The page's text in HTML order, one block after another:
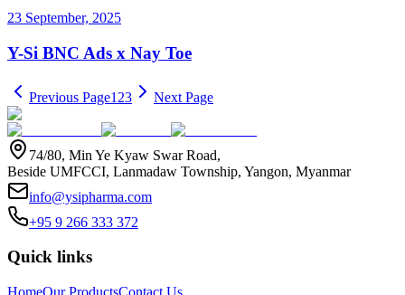
23 September, 2025
Y-Si BNC Ads x Nay Toe
Previous Page1 23 Next Page
74/80, Min Ye Kyaw Swar Road,
Beside UMFCCI, Lanmadaw Township, Yangon, Myanmar
info@ysipharma.com
+95 9 266 333 372
Quick links